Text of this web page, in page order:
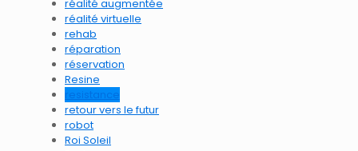
réalité augmentée
réalité virtuelle
rehab
réparation
réservation
Resine
resistance
retour vers le futur
robot
Roi Soleil